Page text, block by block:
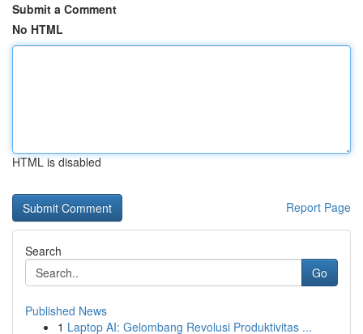
Submit a Comment
No HTML
HTML is disabled
Report Page
Search
Go
Published News
1 Laptop AI: Gelombang Revolusi Produktivitas ...